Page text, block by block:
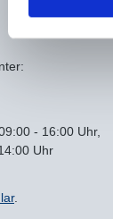
- 16:00 Uhr,
Uhr
.